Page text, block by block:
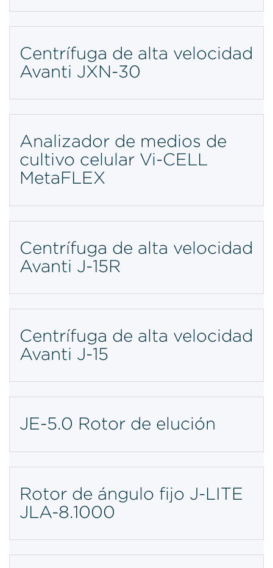
Centrífuga de alta velocidad
Avanti JXN-30
Analizador de medios de
cultivo celular Vi-CELL
MetaFLEX
Centrífuga de alta velocidad
Avanti J-15R
Centrífuga de alta velocidad
Avanti J-15
JE-5.0 Rotor de elución
Rotor de ángulo fijo J-LITE
JLA-8.1000